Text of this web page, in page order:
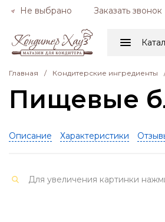
Не выбрано Заказать звонок
Главная / Кондитерские ингредиенты
Пищевые
Описание Характеристики
Для увеличения картинки